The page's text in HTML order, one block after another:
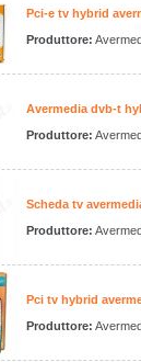
Pci-e tv hybrid
Produttore:
Avermedia dvb-t
Produttore:
Scheda tv
Produttore:
Pci tv hybrid
Produttore: